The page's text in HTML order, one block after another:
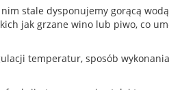
stale dysponujemy gorącą
jak grzane wino lub piwo, co
temperatur, sposób